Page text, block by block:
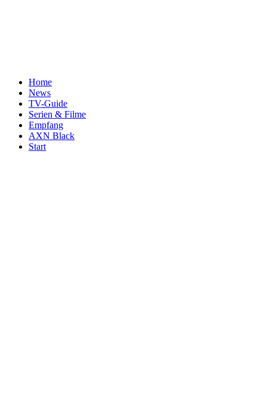
Home
News
TV-Guide
Serien & Filme
Empfang
AXN Black
Start